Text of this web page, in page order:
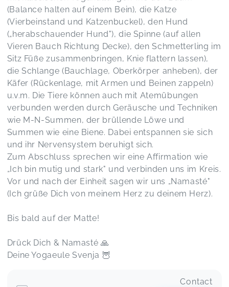
(Balance halten auf einem Bein), die Katze
(Vierbeinstand und Katzenbuckel), den Hund
(„herabschauender Hund"), die Spinne (auf allen
Vieren Bauch Richtung Decke), den Schmetterling im
Sitz Füße zusammenbringen, Knie flattern lassen),
die Schlange (Bauchlage, Oberkörper anheben), der
Käfer (Rückenlage, mit Armen und Beinen zappeln)
u.v.m. Die Tiere können auch mit Atemübungen
verbunden werden durch Geräusche und Techniken
wie M-N-Summen, der brüllende Löwe und
Summen wie eine Biene. Dabei entspannen sie sich
und ihr Nervensystem beruhigt sich.
Zum Abschluss sprechen wir eine Affirmation wie
„Ich bin mutig und stark" und verbinden uns im Kreis.
Vor und nach der Einheit sagen wir uns „Namasté"
(Ich grüße Dich von meinem Herz zu deinem Herz).
Bis bald auf der Matte!
Drück Dich & Namasté 🙏
Deine Yogaeule Svenja 🦉
Contact